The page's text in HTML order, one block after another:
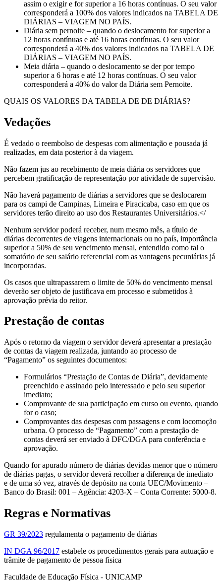
assim o exigir e for superior a 16 horas contínuas. O seu valor
corresponderá a 100% dos valores indicados na TABELA DE
DIÁRIAS – VIAGEM NO PAÍS.
Diária sem pernoite – quando o deslocamento for superior a
12 horas contínuas e até 16 horas contínuas. O seu valor
corresponderá a 40% dos valores indicados na TABELA DE
DIÁRIAS – VIAGEM NO PAÍS.
Meia diária – quando o deslocamento se der por tempo
superior a 6 horas e até 12 horas contínuas. O seu valor
corresponderá a 40% do valor da Diária sem Pernoite.
QUAIS OS VALORES DA TABELA DE DE DIÁRIAS?
Vedações
É vedado o reembolso de despesas com alimentação e pousada já
realizadas, em data posterior à da viagem.
Não fazem jus ao recebimento de meia diária os servidores que
percebem gratificação de representação por atividade de supervisão.
Não haverá pagamento de diárias a servidores que se deslocarem
para os campi de Campinas, Limeira e Piracicaba, caso em que os
servidores terão direito ao uso dos Restaurantes Universitários.</
Nenhum servidor poderá receber, num mesmo mês, a título de
diárias decorrentes de viagens internacionais ou no país, importância
superior a 50% de seu vencimento mensal, entendido como tal o
somatório de seu salário referencial com as vantagens pecuniárias já
incorporadas.
Os casos que ultrapassarem o limite de 50% do vencimento mensal
deverão ser objeto de justificava em processo e submetidos à
aprovação prévia do reitor.
Prestação de contas
Após o retorno da viagem o servidor deverá apresentar a prestação
de contas da viagem realizada, juntando ao processo de
“Pagamento” os seguintes documentos:
Formulários “Prestação de Contas de Diária”, devidamente
preenchido e assinado pelo interessado e pelo seu superior
imediato;
Comprovante de sua participação em curso ou evento, quando
for o caso;
Comprovantes das despesas com passagens e com locomoção
urbana. O processo de “Pagamento” com a prestação de
contas deverá ser enviado à DFC/DGA para conferência e
aprovação.
Quando for apurado número de diárias devidas menor que o número
de diárias pagas, o servidor deverá recolher a diferença de imediato
e de uma só vez, através de depósito na conta UEC/Movimento –
Banco do Brasil: 001 – Agência: 4203-X – Conta Corrente: 5000-8.
Regras e Normativas
GR 39/2023 regulamenta o pagamento de diárias
IN DGA 96/2017 estabele os procedimentos gerais para autuação e
trâmite de pagamento de pessoa física
Faculdade de Educação Física - UNICAMP